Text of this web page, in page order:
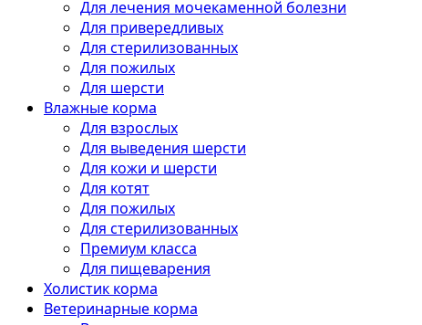
Для лечения мочекаменной болезни
Для привередливых
Для стерилизованных
Для пожилых
Для шерсти
Влажные корма
Для взрослых
Для выведения шерсти
Для кожи и шерсти
Для котят
Для пожилых
Для стерилизованных
Премиум класса
Для пищеварения
Холистик корма
Ветеринарные корма